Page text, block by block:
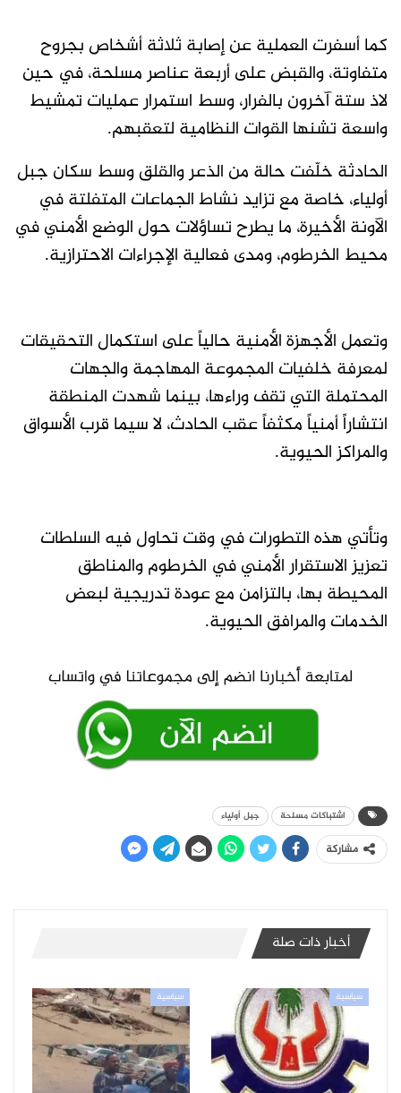
كما أسفرت العملية عن إصابة ثلاثة أشخاص بجروح
متفاوتة، والقبض على أربعة عناصر مسلحة، في حين
لاذ ستة آخرون بالفرار، وسط استمرار عمليات تمشيط
واسعة تشنها القوات النظامية لتعقبهم.
الحادثة خلّفت حالة من الذعر والقلق وسط سكان جبل
أولياء، خاصة مع تزايد نشاط الجماعات المتفلتة في
الآونة الأخيرة، ما يطرح تساؤلات حول الوضع الأمني في
محيط الخرطوم، ومدى فعالية الإجراءات الاحترازية.
وتعمل الأجهزة الأمنية حالياً على استكمال التحقيقات
لمعرفة خلفيات المجموعة المهاجمة والجهات
المحتملة التي تقف وراءها، بينما شهدت المنطقة
انتشاراً أمنياً مكثفاً عقب الحادث، لا سيما قرب الأسواق
والمراكز الحيوية.
وتأتي هذه التطورات في وقت تحاول فيه السلطات
تعزيز الاستقرار الأمني في الخرطوم والمناطق
المحيطة بها، بالتزامن مع عودة تدريجية لبعض
الخدمات والمرافق الحيوية.
اشتباكات مسلحة جبل أولياء
مشاركة
أخبار ذات صلة
سياسية سياسية